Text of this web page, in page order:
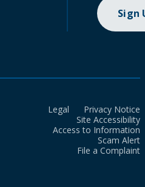
Sign
Legal
Privacy Notice
Site Accessibility
Access to Information
Scam Alert
File a Complaint